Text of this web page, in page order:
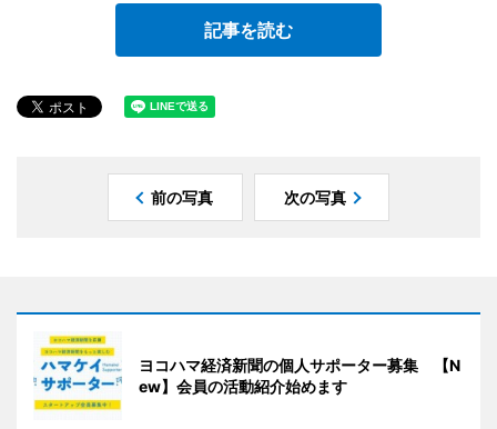
記事を読む
前の写真 次の写真
ヨコハマ経済新聞の個人サポーター募集 【N
ew】会員の活動紹介始めます